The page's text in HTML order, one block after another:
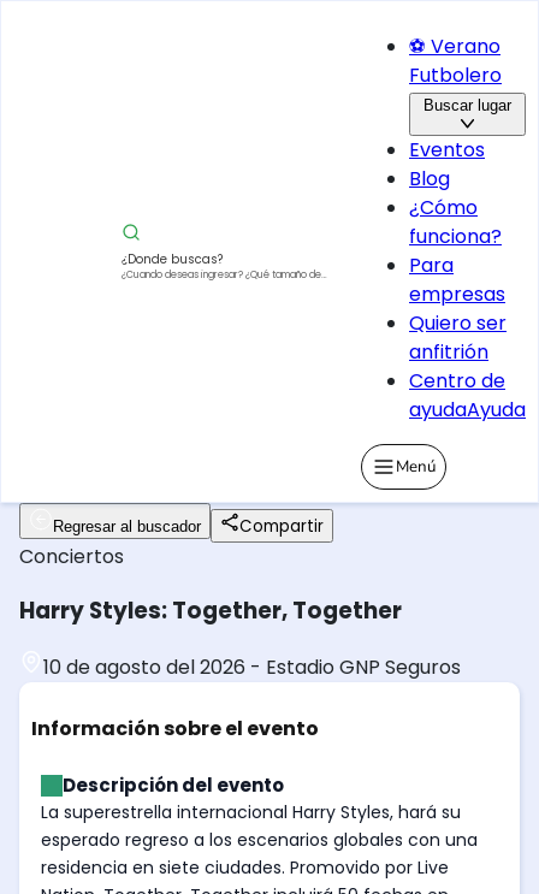
¿Donde buscas?
¿Cuando deseas ingresar?¿Qué tamaño de
⚽ Verano
Futbolero
Buscar lugar
Eventos
Blog
¿Cómo
funciona?
Para
empresas
Quiero ser
anfitrión
Centro de
ayudaAyuda
Menú
Regresar al buscador Compartir
Conciertos
Harry Styles: Together, Together
10 de agosto del 2026 - Estadio GNP Seguros
Información sobre el evento
Descripción del evento
La superestrella internacional Harry Styles, hará su
esperado regreso a los escenarios globales con una
residencia en siete ciudades. Promovido por Live